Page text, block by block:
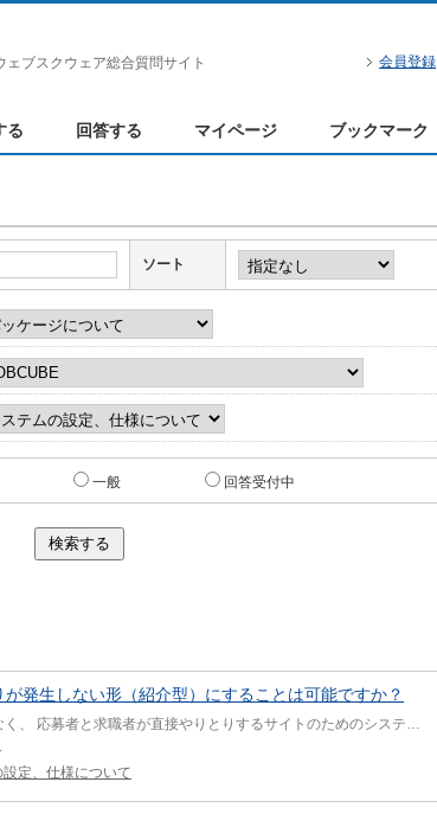
ェブスクウェア総合質問サイト 会員登録
る 回答する マイページ ブックマーク
ソート
一般 回答受付中
発生しない形（紹介型）にすることは可能ですか？
、 応募者と求職者が直接やりとりするサイトのためのシステ…
設定、仕様について